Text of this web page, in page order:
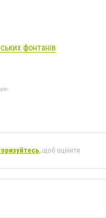
фонтанів
, щоб оцінити